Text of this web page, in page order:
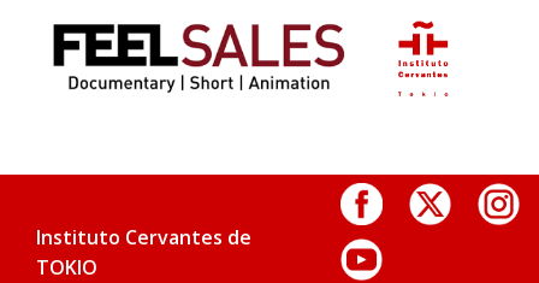
Instituto Cervantes de
TOKIO